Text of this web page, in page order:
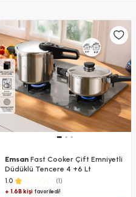
EmsanFast Cooker Çift Emniyetli
Düdüklü Tencere 4 +6 Lt
1.0 (1)
+ 1.6B kişifavoriledi!